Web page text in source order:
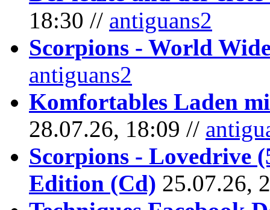
18:30 // antiguans2
Scorpions - World
antiguans2
Komfortables Laden
28.07.26, 18:09 //
Scorpions - Lovedrive
Edition (Cd) 25.07.26,